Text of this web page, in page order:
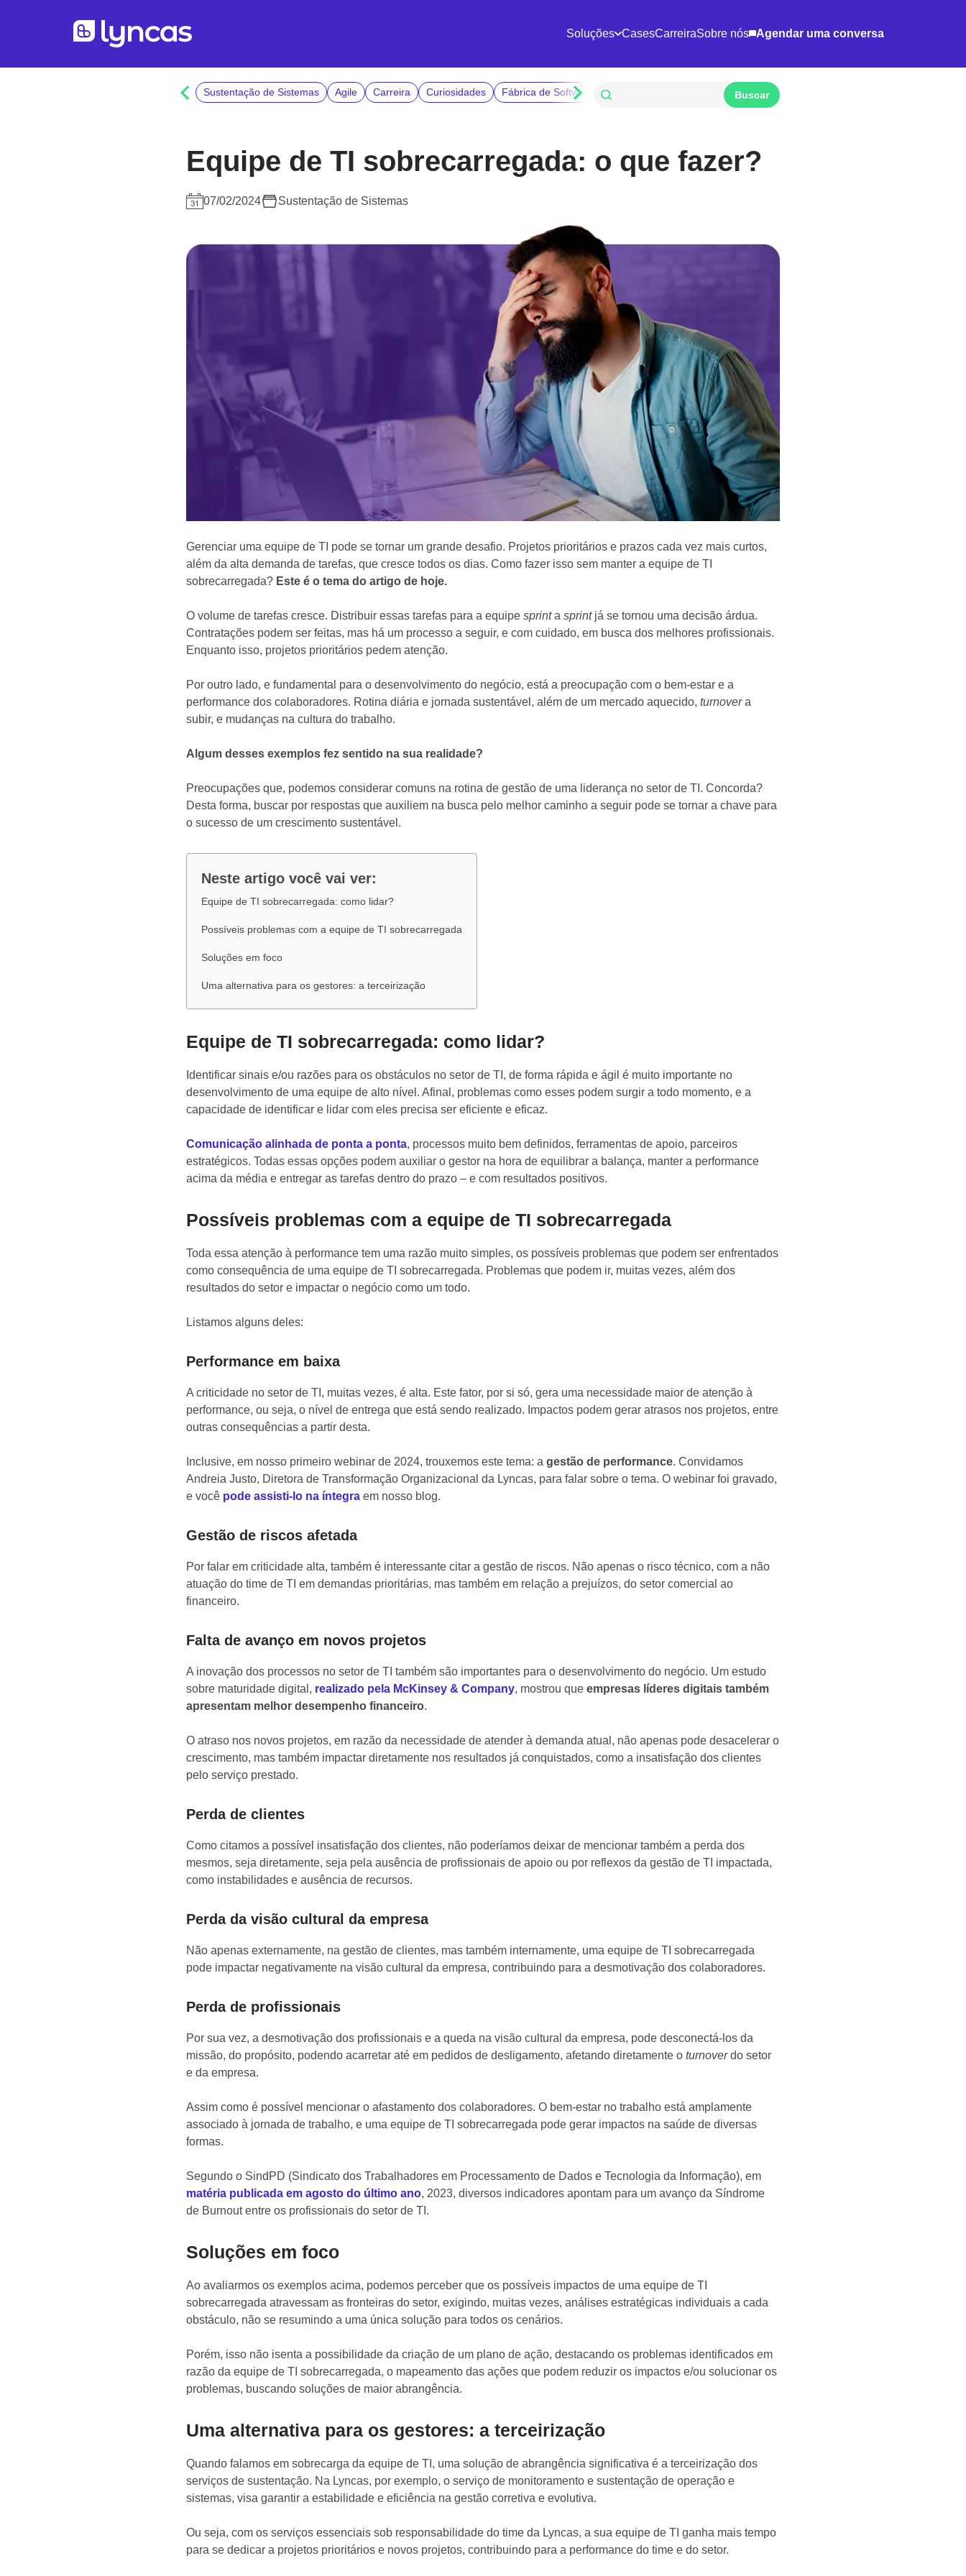
Soluções CasesCarreiraSobre nós Agendar uma conversa
Sustentação de Sistemas Agile Carreira Curiosidades Fábrica de Software Gestão Gestão de Projetos Inovação
Equipe de TI sobrecarregada: o que fazer?
07/02/2024 Sustentação de Sistemas
Gerenciar uma equipe de TI pode se tornar um grande desafio. Projetos prioritários e prazos cada vez mais curtos,
além da alta demanda de tarefas, que cresce todos os dias. Como fazer isso sem manter a equipe de TI
sobrecarregada? Este é o tema do artigo de hoje.
O volume de tarefas cresce. Distribuir essas tarefas para a equipe sprinta sprint já se tornou uma decisão árdua.
Contratações podem ser feitas, mas há um processo a seguir, e com cuidado, em busca dos melhores profissionais.
Enquanto isso, projetos prioritários pedem atenção.
Por outro lado, e fundamental para o desenvolvimento do negócio, está a preocupação com o bem-estar e a
performance dos colaboradores. Rotina diária e jornada sustentável, além de um mercado aquecido, turnovera
subir, e mudanças na cultura do trabalho.
Algum desses exemplos fez sentido na sua realidade?
Preocupações que, podemos considerar comuns na rotina de gestão de uma liderança no setor de TI. Concorda?
Desta forma, buscar por respostas que auxiliem na busca pelo melhor caminho a seguir pode se tornar a chave para
o sucesso de um crescimento sustentável.
Neste artigo você vai ver:
Equipe de TI sobrecarregada: como lidar?
Possíveis problemas com a equipe de TI sobrecarregada
Soluções em foco
Uma alternativa para os gestores: a terceirização
Equipe de TI sobrecarregada: como lidar?
Identificar sinais e/ou razões para os obstáculos no setor de TI, de forma rápida e ágil é muito importante no
desenvolvimento de uma equipe de alto nível. Afinal, problemas como esses podem surgir a todo momento, e a
capacidade de identificar e lidar com eles precisa ser eficiente e eficaz.
Comunicação alinhada de ponta a ponta, processos muito bem definidos, ferramentas de apoio, parceiros
estratégicos. Todas essas opções podem auxiliar o gestor na hora de equilibrar a balança, manter a performance
acima da média e entregar as tarefas dentro do prazo – e com resultados positivos.
Possíveis problemas com a equipe de TI sobrecarregada
Toda essa atenção à performance tem uma razão muito simples, os possíveis problemas que podem ser enfrentados
como consequência de uma equipe de TI sobrecarregada. Problemas que podem ir, muitas vezes, além dos
resultados do setor e impactar o negócio como um todo.
Listamos alguns deles:
Performance em baixa
A criticidade no setor de TI, muitas vezes, é alta. Este fator, por si só, gera uma necessidade maior de atenção à
performance, ou seja, o nível de entrega que está sendo realizado. Impactos podem gerar atrasos nos projetos, entre
outras consequências a partir desta.
Inclusive, em nosso primeiro webinar de 2024, trouxemos este tema: a gestão de performance. Convidamos
Andreia Justo, Diretora de Transformação Organizacional da Lyncas, para falar sobre o tema. O webinar foi gravado,
e você pode assisti-lo na íntegra em nosso blog.
Gestão de riscos afetada
Por falar em criticidade alta, também é interessante citar a gestão de riscos. Não apenas o risco técnico, com a não
atuação do time de TI em demandas prioritárias, mas também em relação a prejuízos, do setor comercial ao
financeiro.
Falta de avanço em novos projetos
A inovação dos processos no setor de TI também são importantes para o desenvolvimento do negócio. Um estudo
sobre maturidade digital, realizado pela McKinsey & Company, mostrou que empresas líderes digitais também
apresentam melhor desempenho financeiro.
O atraso nos novos projetos, em razão da necessidade de atender à demanda atual, não apenas pode desacelerar o
crescimento, mas também impactar diretamente nos resultados já conquistados, como a insatisfação dos clientes
pelo serviço prestado.
Perda de clientes
Como citamos a possível insatisfação dos clientes, não poderíamos deixar de mencionar também a perda dos
mesmos, seja diretamente, seja pela ausência de profissionais de apoio ou por reflexos da gestão de TI impactada,
como instabilidades e ausência de recursos.
Perda da visão cultural da empresa
Não apenas externamente, na gestão de clientes, mas também internamente, uma equipe de TI sobrecarregada
pode impactar negativamente na visão cultural da empresa, contribuindo para a desmotivação dos colaboradores.
Perda de profissionais
Por sua vez, a desmotivação dos profissionais e a queda na visão cultural da empresa, pode desconectá-los da
missão, do propósito, podendo acarretar até em pedidos de desligamento, afetando diretamente o turnoverdo setor
e da empresa.
Assim como é possível mencionar o afastamento dos colaboradores. O bem-estar no trabalho está amplamente
associado à jornada de trabalho, e uma equipe de TI sobrecarregada pode gerar impactos na saúde de diversas
formas.
Segundo o SindPD (Sindicato dos Trabalhadores em Processamento de Dados e Tecnologia da Informação), em
matéria publicada em agosto do último ano, 2023, diversos indicadores apontam para um avanço da Síndrome
de Burnout entre os profissionais do setor de TI.
Soluções em foco
Ao avaliarmos os exemplos acima, podemos perceber que os possíveis impactos de uma equipe de TI
sobrecarregada atravessam as fronteiras do setor, exigindo, muitas vezes, análises estratégicas individuais a cada
obstáculo, não se resumindo a uma única solução para todos os cenários.
Porém, isso não isenta a possibilidade da criação de um plano de ação, destacando os problemas identificados em
razão da equipe de TI sobrecarregada, o mapeamento das ações que podem reduzir os impactos e/ou solucionar os
problemas, buscando soluções de maior abrangência.
Uma alternativa para os gestores: a terceirização
Quando falamos em sobrecarga da equipe de TI, uma solução de abrangência significativa é a terceirização dos
serviços de sustentação. Na Lyncas, por exemplo, o serviço de monitoramento e sustentação de operação e
sistemas, visa garantir a estabilidade e eficiência na gestão corretiva e evolutiva.
Ou seja, com os serviços essenciais sob responsabilidade do time da Lyncas, a sua equipe de TI ganha mais tempo
para se dedicar a projetos prioritários e novos projetos, contribuindo para a performance do time e do setor.